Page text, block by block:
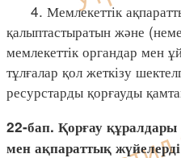
4. Мемлекеттік
қалыптастыратын және
мемлекеттік органдар мен
тұлғалар қол жеткізу
ресурстарды қорғауды
22-бап. Қорғау
мен ақпараттық